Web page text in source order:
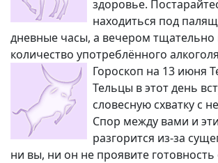
здоровье.
находиться под
дневные часы, а вечером тщательно
количество употреблённого
Гороскоп на 13 июня
Тельцы в этот день
словесную схватку с
Спор между вами и
разгорится из-за
ни вы, ни он не проявите готовность